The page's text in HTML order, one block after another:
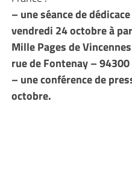
– une séance de
vendredi 24 octobre à
Mille Pages de
rue de Fontenay –
– une conférence de
octobre.